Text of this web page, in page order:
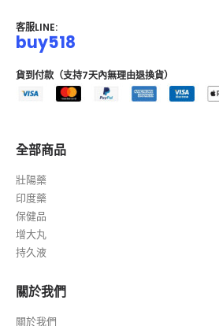
客服LINE:
buy518
貨到付款（支持7天內無理由退換貨）
壯陽藥
印度藥
保健品
增大丸